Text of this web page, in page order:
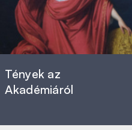
Tények az
Akadémiáról